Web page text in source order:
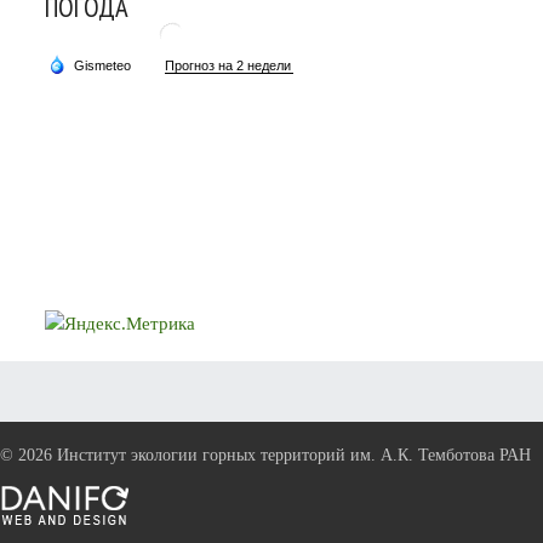
© 2026 Институт экологии горных территорий им. А.К. Темботова РАН